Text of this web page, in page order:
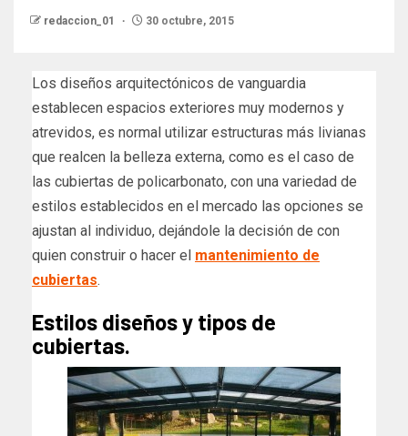
redaccion_01 30 octubre, 2015
Los diseños arquitectónicos de vanguardia
establecen espacios exteriores muy modernos y
atrevidos, es normal utilizar estructuras más livianas
que realcen la belleza externa, como es el caso de
las cubiertas de policarbonato, con una variedad de
estilos establecidos en el mercado las opciones se
ajustan al individuo, dejándole la decisión de con
quien construir o hacer el mantenimiento de
cubiertas.
Estilos diseños y tipos de
cubiertas.